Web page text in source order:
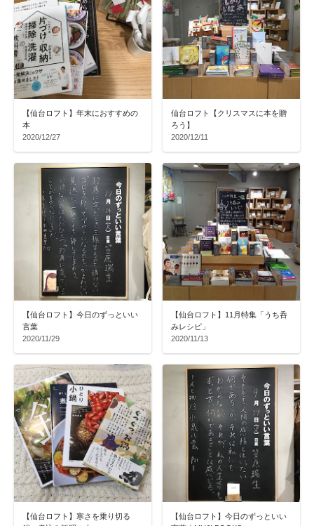
【仙台ロフト】年末におすすめの
本
2020/12/27
仙台ロフト【クリスマスに本を贈
ろう】
2020/12/11
【仙台ロフト】今日のずっといい
言葉
2020/11/29
【仙台ロフト】11月特集「うち呑
みレシピ」
2020/11/13
【仙台ロフト】寒さを乗り切る
【仙台ロフト】今日のずっといい